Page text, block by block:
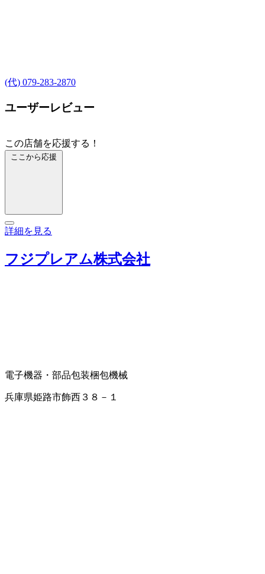
(代) 079-283-2870
ユーザーレビュー
この店舗を応援する！
ここから応援
詳細を見る
フジプレアム株式会社
電子機器・部品包装梱包機械
兵庫県姫路市飾西３８－１